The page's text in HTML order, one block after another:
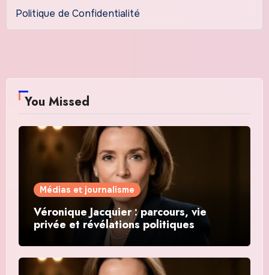
Politique de Confidentialité
You Missed
Médias et journalisme
Véronique Jacquier : parcours, vie
privée et révélations politiques